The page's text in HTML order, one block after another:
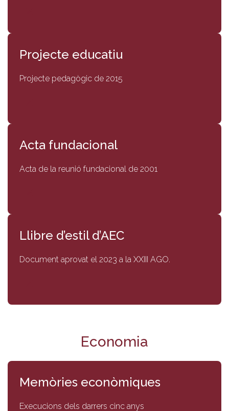
Projecte educatiu
Projecte pedagògic de 2015
Acta fundacional
Acta de la reunió fundacional de 2001
Llibre d’estil d’AEC
Document aprovat el 2023 a la XXIII AGO.
Economia
Memòries econòmiques
Execucions dels darrers cinc anys